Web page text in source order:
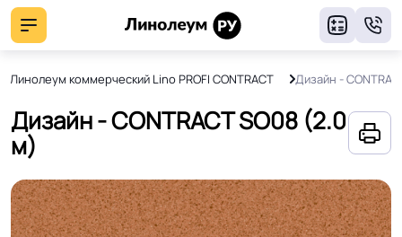
Линолеум коммерческий Lino PROFI CONTRACT Дизайн -
Дизайн - CONTRACT SO08 (2.0
м)